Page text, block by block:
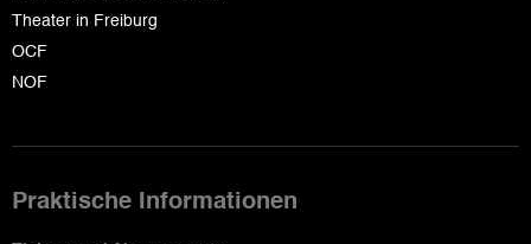
Theater in Freiburg
OCF
NOF
Praktische Informationen